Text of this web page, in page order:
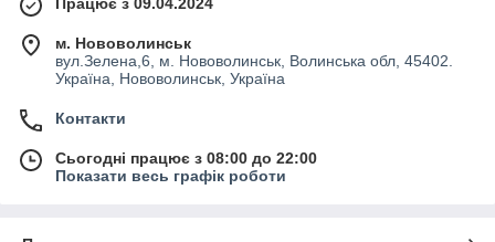
м. Нововолинськ
вул.Зелена,6, м. Нововолинськ, Волинська обл, 45402.
Україна, Нововолинськ, Україна
Контакти
Сьогодні працює з 08:00 до 22:00
Показати весь графік роботи